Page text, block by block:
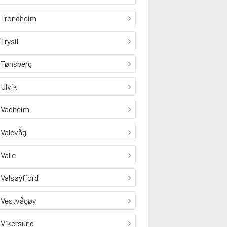
Trondheim
Trysil
Tønsberg
Ulvik
Vadheim
Valevåg
Valle
Valsøyfjord
Vestvågøy
Vikersund